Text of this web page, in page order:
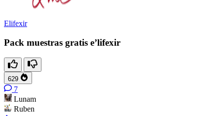
Elifexir
Pack muestras gratis e’lifexir
629
7
Lunam
Ruben